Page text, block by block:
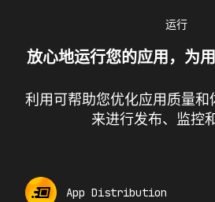
运行
放心地运行您的应用，为
利用可帮助您优化应用质量和
来进行发布、监控
App Distribution